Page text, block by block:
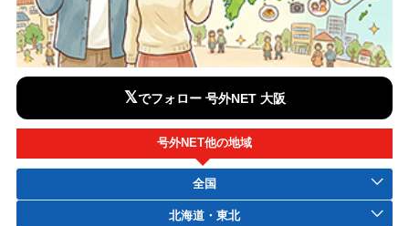
𝕏でフォロー 号外NET 大阪
号外NET他の地域
全国
北海道・東北